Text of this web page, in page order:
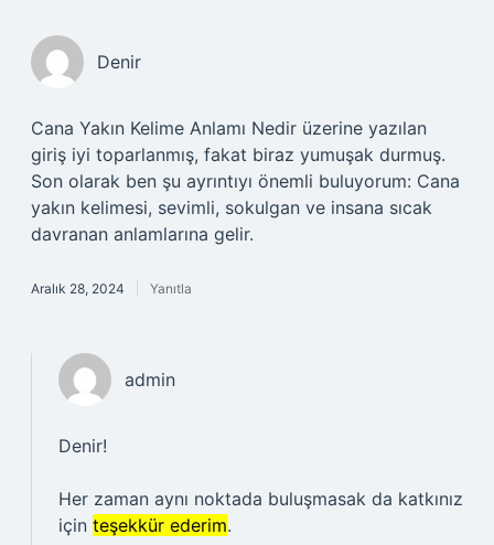
Denir
Cana Yakın Kelime Anlamı Nedir üzerine yazılan
giriş iyi toparlanmış, fakat biraz yumuşak durmuş.
Son olarak ben şu ayrıntıyı önemli buluyorum: Cana
yakın kelimesi, sevimli, sokulgan ve insana sıcak
davranan anlamlarına gelir.
Aralık 28, 2024 Yanıtla
admin
Denir!
Her zaman aynı noktada buluşmasak da katkınız
için teşekkür ederim.